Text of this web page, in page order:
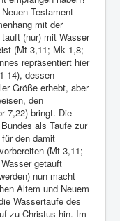
Testament
mit der
(nur) mit Wasser
(Mt 3,11; Mk 1,8;
repräsentiert hier
14), dessen
Größe erhebt, aber
den
7,22) bringt. Die
als Taufe zur
den damit
(Mt 3,11;
getauft
nun macht
Altem und Neuem
Wassertaufe des
zu Christus hin. Im